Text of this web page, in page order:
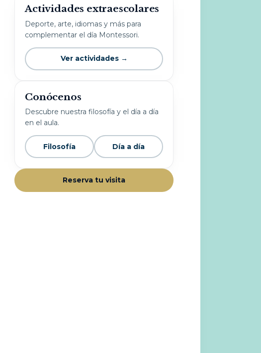
Actividades extraescolares
Deporte, arte, idiomas y más para
complementar el día Montessori.
Ver actividades →
Conócenos
Descubre nuestra filosofía y el día a día
en el aula.
Filosofía Día a día
Reserva tu visita